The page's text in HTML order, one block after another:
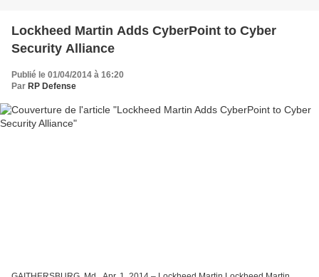
Lockheed Martin Adds CyberPoint to Cyber
Security Alliance
Publié le 01/04/2014 à 16:20
Par RP Defense